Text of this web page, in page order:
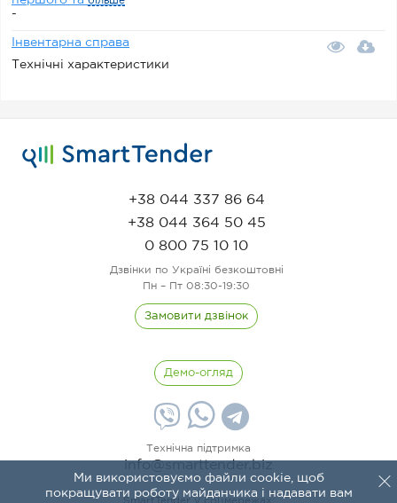
-
Інвентарна справа
Технічні характеристики
Ми використовуємо файли cookie, щоб
покращувати роботу майданчика і надавати вам
+38 044 337 86 64
+38 044 364 50 45
0 800 75 10 10
Дзвінки по Україні безкоштовні
Пн – Пт 08:30-19:30
Замовити дзвінок
Технічна підтримка
Демо-огляд
SmartTender у соцмережах: